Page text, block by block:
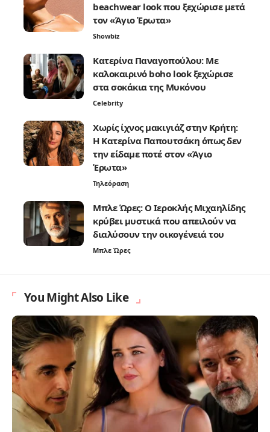
beachwear look που ξεχώρισε μετά
τον «Άγιο Έρωτα»
Showbiz
Κατερίνα Παναγοπούλου: Με
καλοκαιρινό boho look ξεχώρισε
στα σοκάκια της Μυκόνου
Celebrity
Χωρίς ίχνος μακιγιάζ στην Κρήτη:
Η Κατερίνα Παπουτσάκη όπως δεν
την είδαμε ποτέ στον «Άγιο
Έρωτα»
Τηλεόραση
Μπλε Ώρες: Ο Ιεροκλής Μιχαηλίδης
κρύβει μυστικά που απειλούν να
διαλύσουν την οικογένειά του
Μπλε Ώρες
You Might Also Like